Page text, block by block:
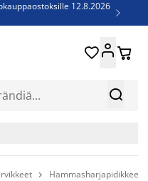
12.8.2026

jopa 60% 
 
 Hammasharjapidikkeet